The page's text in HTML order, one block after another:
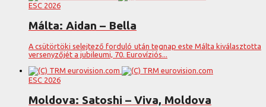
ESC 2026
Málta: Aidan – Bella
A csütörtöki selejtező forduló után tegnap este Málta kiválasztotta
versenyzőjét a jubileumi, 70. Eurovíziós...
ESC 2026
Moldova: Satoshi – Viva, Moldova